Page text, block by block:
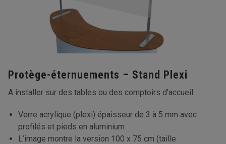
Protège-éternuements – Stand Plexi
A installer sur des tables ou des comptoirs d’accueil
Verre acrylique (plexi) épaisseur de 3 à 5 mm avec
profilés et pieds en aluminium
L’image montre la version 100 x 75 cm (taille